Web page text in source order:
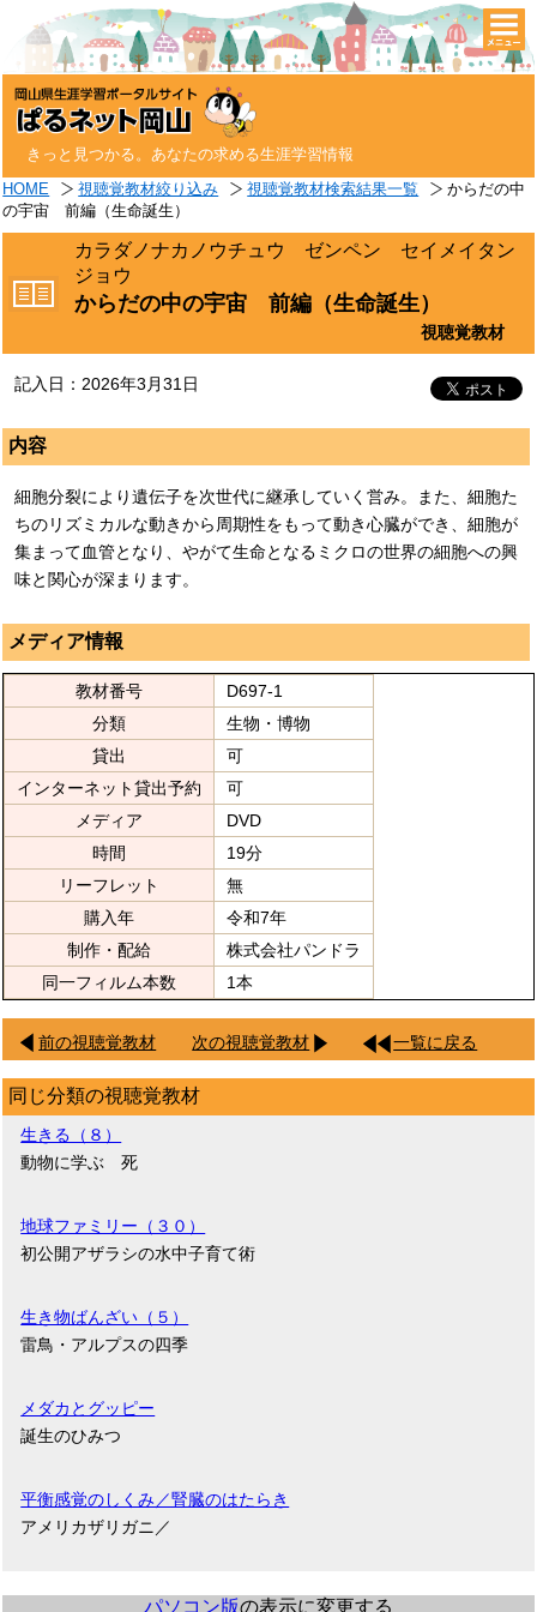
きっと見つかる。あなたの求める生涯学習情報
HOME 視聴覚教材絞り込み 視聴覚教材検索結果一覧
からだの中
の宇宙 前編（生命誕生）
カラダノナカノウチュウ ゼンペン セイメイタン
ジョウ
からだの中の宇宙 前編（生命誕生）
視聴覚教材
記入日：2026年3月31日
内容
細胞分裂により遺伝子を次世代に継承していく営み。また、細胞た
ちのリズミカルな動きから周期性をもって動き心臓ができ、細胞が
集まって血管となり、やがて生命となるミクロの世界の細胞への興
味と関心が深まります。
メディア情報
教材番号
D697-1
分類
生物・博物
貸出
可
インターネット貸出予約
可
メディア
DVD
時間
19分
リーフレット
無
購入年
令和7年
制作・配給
株式会社パンドラ
同一フィルム本数
1本
前の視聴覚教材 次の視聴覚教材 一覧に戻る
同じ分類の視聴覚教材
生きる（８）
動物に学ぶ 死
地球ファミリー（３０）
初公開アザラシの水中子育て術
生き物ばんざい（５）
雷鳥・アルプスの四季
メダカとグッピー
誕生のひみつ
平衡感覚のしくみ／腎臓のはたらき
アメリカザリガニ／
パソコン版の表示に変更する